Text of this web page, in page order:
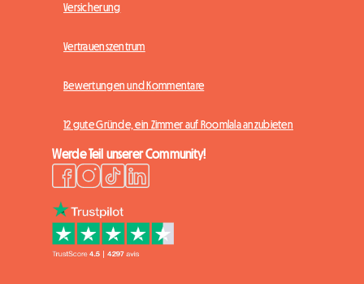
Versicherung
Vertrauenszentrum
Bewertungen und Kommentare
12 gute Gründe, ein Zimmer auf Roomlala anzubieten
Werde Teil unserer Community!